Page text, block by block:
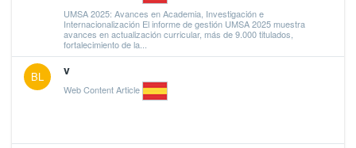
UMSA 2025: Avances en Academia, Investigación e
Internacionalización El informe de gestión UMSA 2025 muestra
avances en actualización curricular, más de 9.000 titulados,
fortalecimiento de la...
BL v
Web Content Article